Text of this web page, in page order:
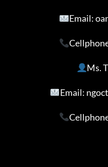
Email:
Ms.
Email: